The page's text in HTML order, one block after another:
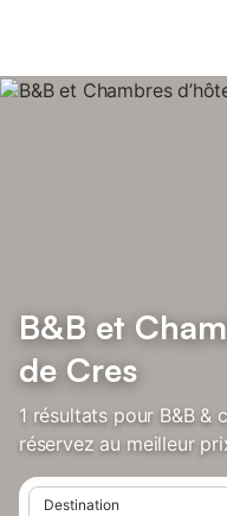
B&B et
de Cres
1 résultats pour B&B &
réservez au meilleur
Destination